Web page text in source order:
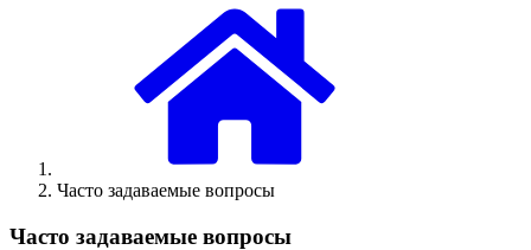
Часто задаваемые вопросы
Часто задаваемые вопросы